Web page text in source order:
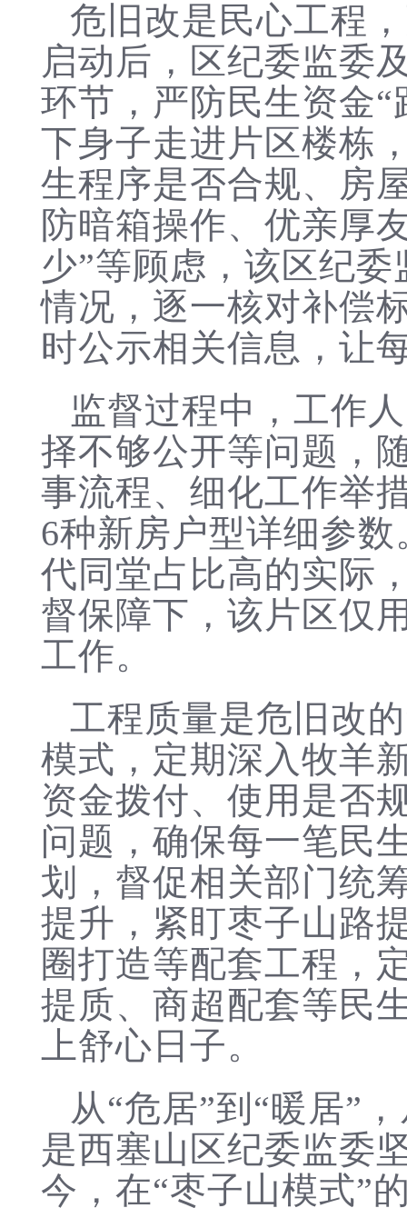
危旧改是民心工程
启动后，区纪委监委
环节，严防民生资金
下身子走进片区楼栋
生程序是否合规、房
防暗箱操作、优亲厚
少”等顾虑，该区纪
情况，逐一核对补偿
时公示相关信息，让
监督过程中，工作
择不够公开等问题，
事流程、细化工作举
6种新房户型详细参
代同堂占比高的实际
督保障下，该片区仅
工作。
工程质量是危旧改
模式，定期深入牧羊
资金拨付、使用是否
问题，确保每一笔民
划，督促相关部门统
提升，紧盯枣子山路
圈打造等配套工程，
提质、商超配套等民
上舒心日子。
从“危居”到“暖居”
是西塞山区纪委监委
今，在“枣子山模式”